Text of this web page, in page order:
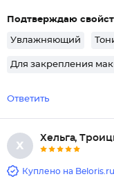
Подтверждаю
Увлажняющий
Для закрепления
Ответить
Х
Хельга,
Куплено на Beloris.ru